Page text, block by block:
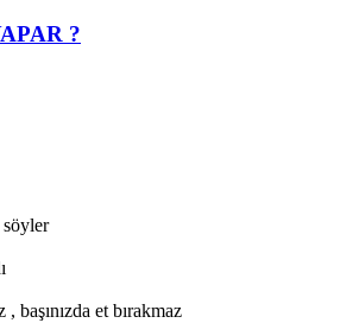
?
söyler
başınızda et bırakmaz